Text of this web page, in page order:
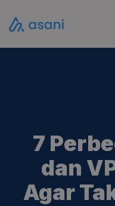
7
dan
Agar